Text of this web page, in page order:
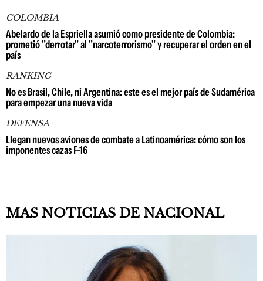
COLOMBIA
Abelardo de la Espriella asumió como presidente de Colombia:
prometió "derrotar" al "narcoterrorismo" y recuperar el orden en el
país
RANKING
No es Brasil, Chile, ni Argentina: este es el mejor país de Sudamérica
para empezar una nueva vida
DEFENSA
Llegan nuevos aviones de combate a Latinoamérica: cómo son los
imponentes cazas F-16
MAS NOTICIAS DE NACIONAL